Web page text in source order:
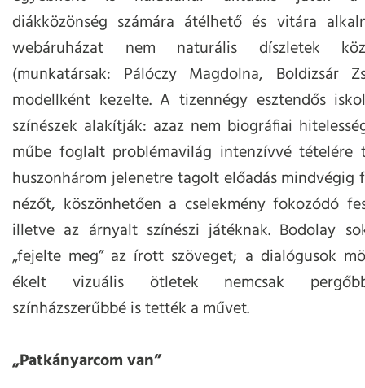
diákközönség számára átélhető és vitára
webáruházat nem naturális díszletek
(munkatársak: Pálóczy Magdolna, Boldizsár
modellként kezelte. A tizennégy esztendős
színészek alakítják: azaz nem biográfiai
műbe foglalt problémavilág intenzívvé tételére
huszonhárom jelenetre tagolt előadás mindvégig
nézőt, köszönhetően a cselekmény fokozódó
illetve az árnyalt színészi játéknak. Bodolay
„fejelte meg” az írott szöveget; a dialógusok
ékelt vizuális ötletek nemcsak
színházszerűbbé is tették a művet.
„Patkányarcom van”